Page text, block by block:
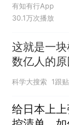
有知有行App
30.1万次播放
这就是一
数亿人的原
科学大搜索 1跟贴
给日本上